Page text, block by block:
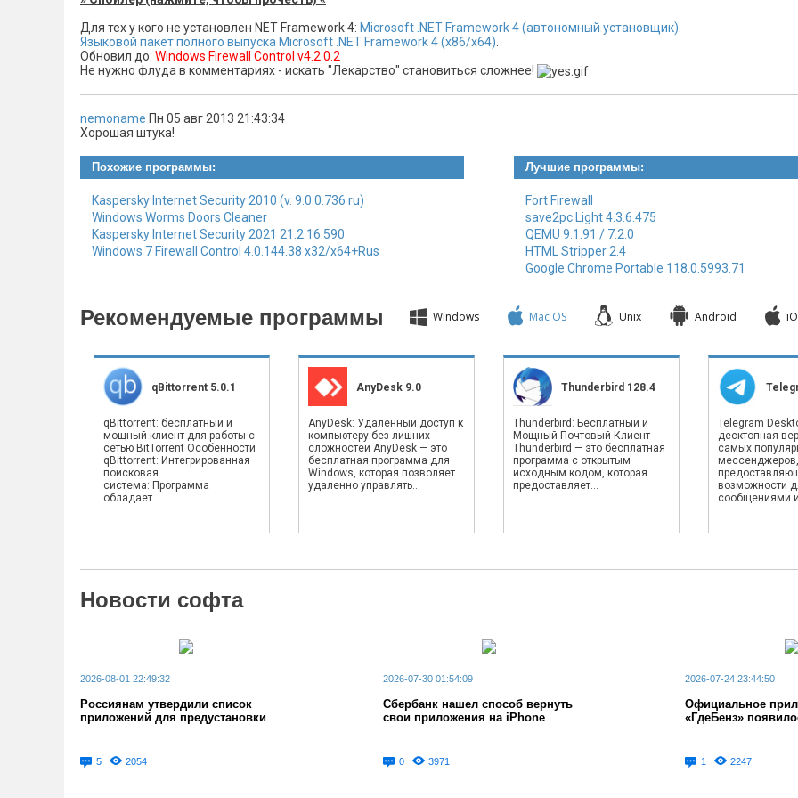
Для тех у кого не установлен NET Framework 4: Microsoft .NET Framework 4 (автономный установщик)
Языковой пакет полного выпуска Microsoft .NET Framework 4 (x86/x64)
Обновил до: Windows Firewall Control v4.2.0.2
Не нужно флуда в комментариях - искать "Лекарство" становиться сложнее!
nemoname Пн 05 авг 2013 21:43:34
Хорошая штука!
Похожие программы:
Kaspersky Internet Security 2010 (v. 9.0.0.736 ru)
Windows Worms Doors Cleaner
Kaspersky Internet Security 2021 21.2.16.590
Windows 7 Firewall Control 4.0.144.38 х32/х64+Rus
Лучшие программы:
Fort Firewall
save2pc Light 4.3.6.475
QEMU 9.1.91 / 7.2.0
HTML Stripper 2.4
Google Chrome Portable 118.0.5993.71
Рекомендуемые программы Windows Mac OS Unix Android
qBittorrent 5.0.1
qBittorrent: бесплатный и
мощный клиент для работы с
сетью BitTorrent Особенности
qBittorrent: Интегрированная
поисковая
система: Программа
обладает...
AnyDesk 9.0
AnyDesk: Удаленный доступ к
компьютеру без лишних
сложностей AnyDesk — это
бесплатная программа для
Windows, которая позволяет
удаленно управлять...
Thunderbird 128.4
Thunderbird: Бесплатный и
Мощный Почтовый Клиент
Thunderbird — это бесплатная
программа с открытым
исходным кодом, которая
предоставляет...
Telegram
десктопная
самых
мессенджеров,
возможности
сообщениями
Новости софта
2026-08-01 22:49:32
Россиянам утвердили список
приложений для предустановки
5 2054
2026-07-30 01:54:09
Сбербанк нашел способ вернуть
свои приложения на iPhone
0 3971
2026-07-24 23:44:50
Официальное
«ГдеБенз»
1 2247